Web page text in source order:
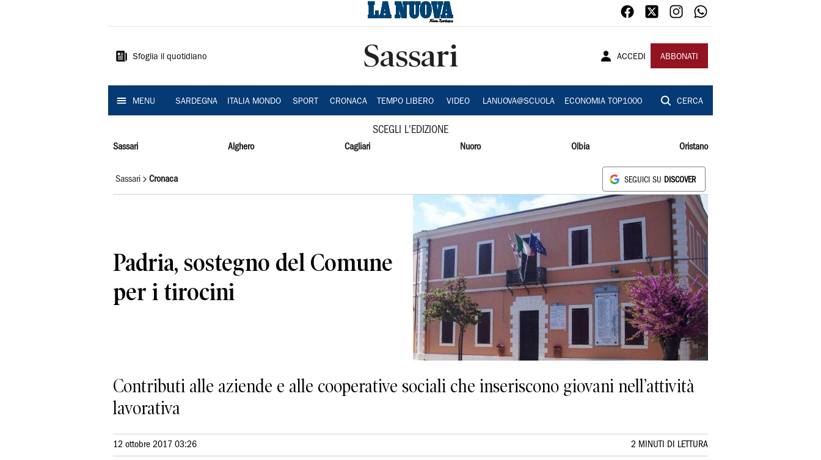
Sardegna
Sfoglia il quotidiano Sassari ACCEDI ABBONATI
MENU SARDEGNA ITALIA MONDO SPORT CRONACA TEMPO LIBERO VIDEO LANUOVA@SCUOLA ECONOMIA TOP1000 CERCA
SCEGLI L'EDIZIONE
Sassari Alghero Cagliari Nuoro Olbia Oristano
Sassari Cronaca SEGUICI SU DISCOVER
Padria, sostegno del Comune
per i tirocini
Contributi alle aziende e alle cooperative sociali che inseriscono giovani nell’attività
lavorativa
12 ottobre 2017 03:26 2 MINUTI DI LETTURA